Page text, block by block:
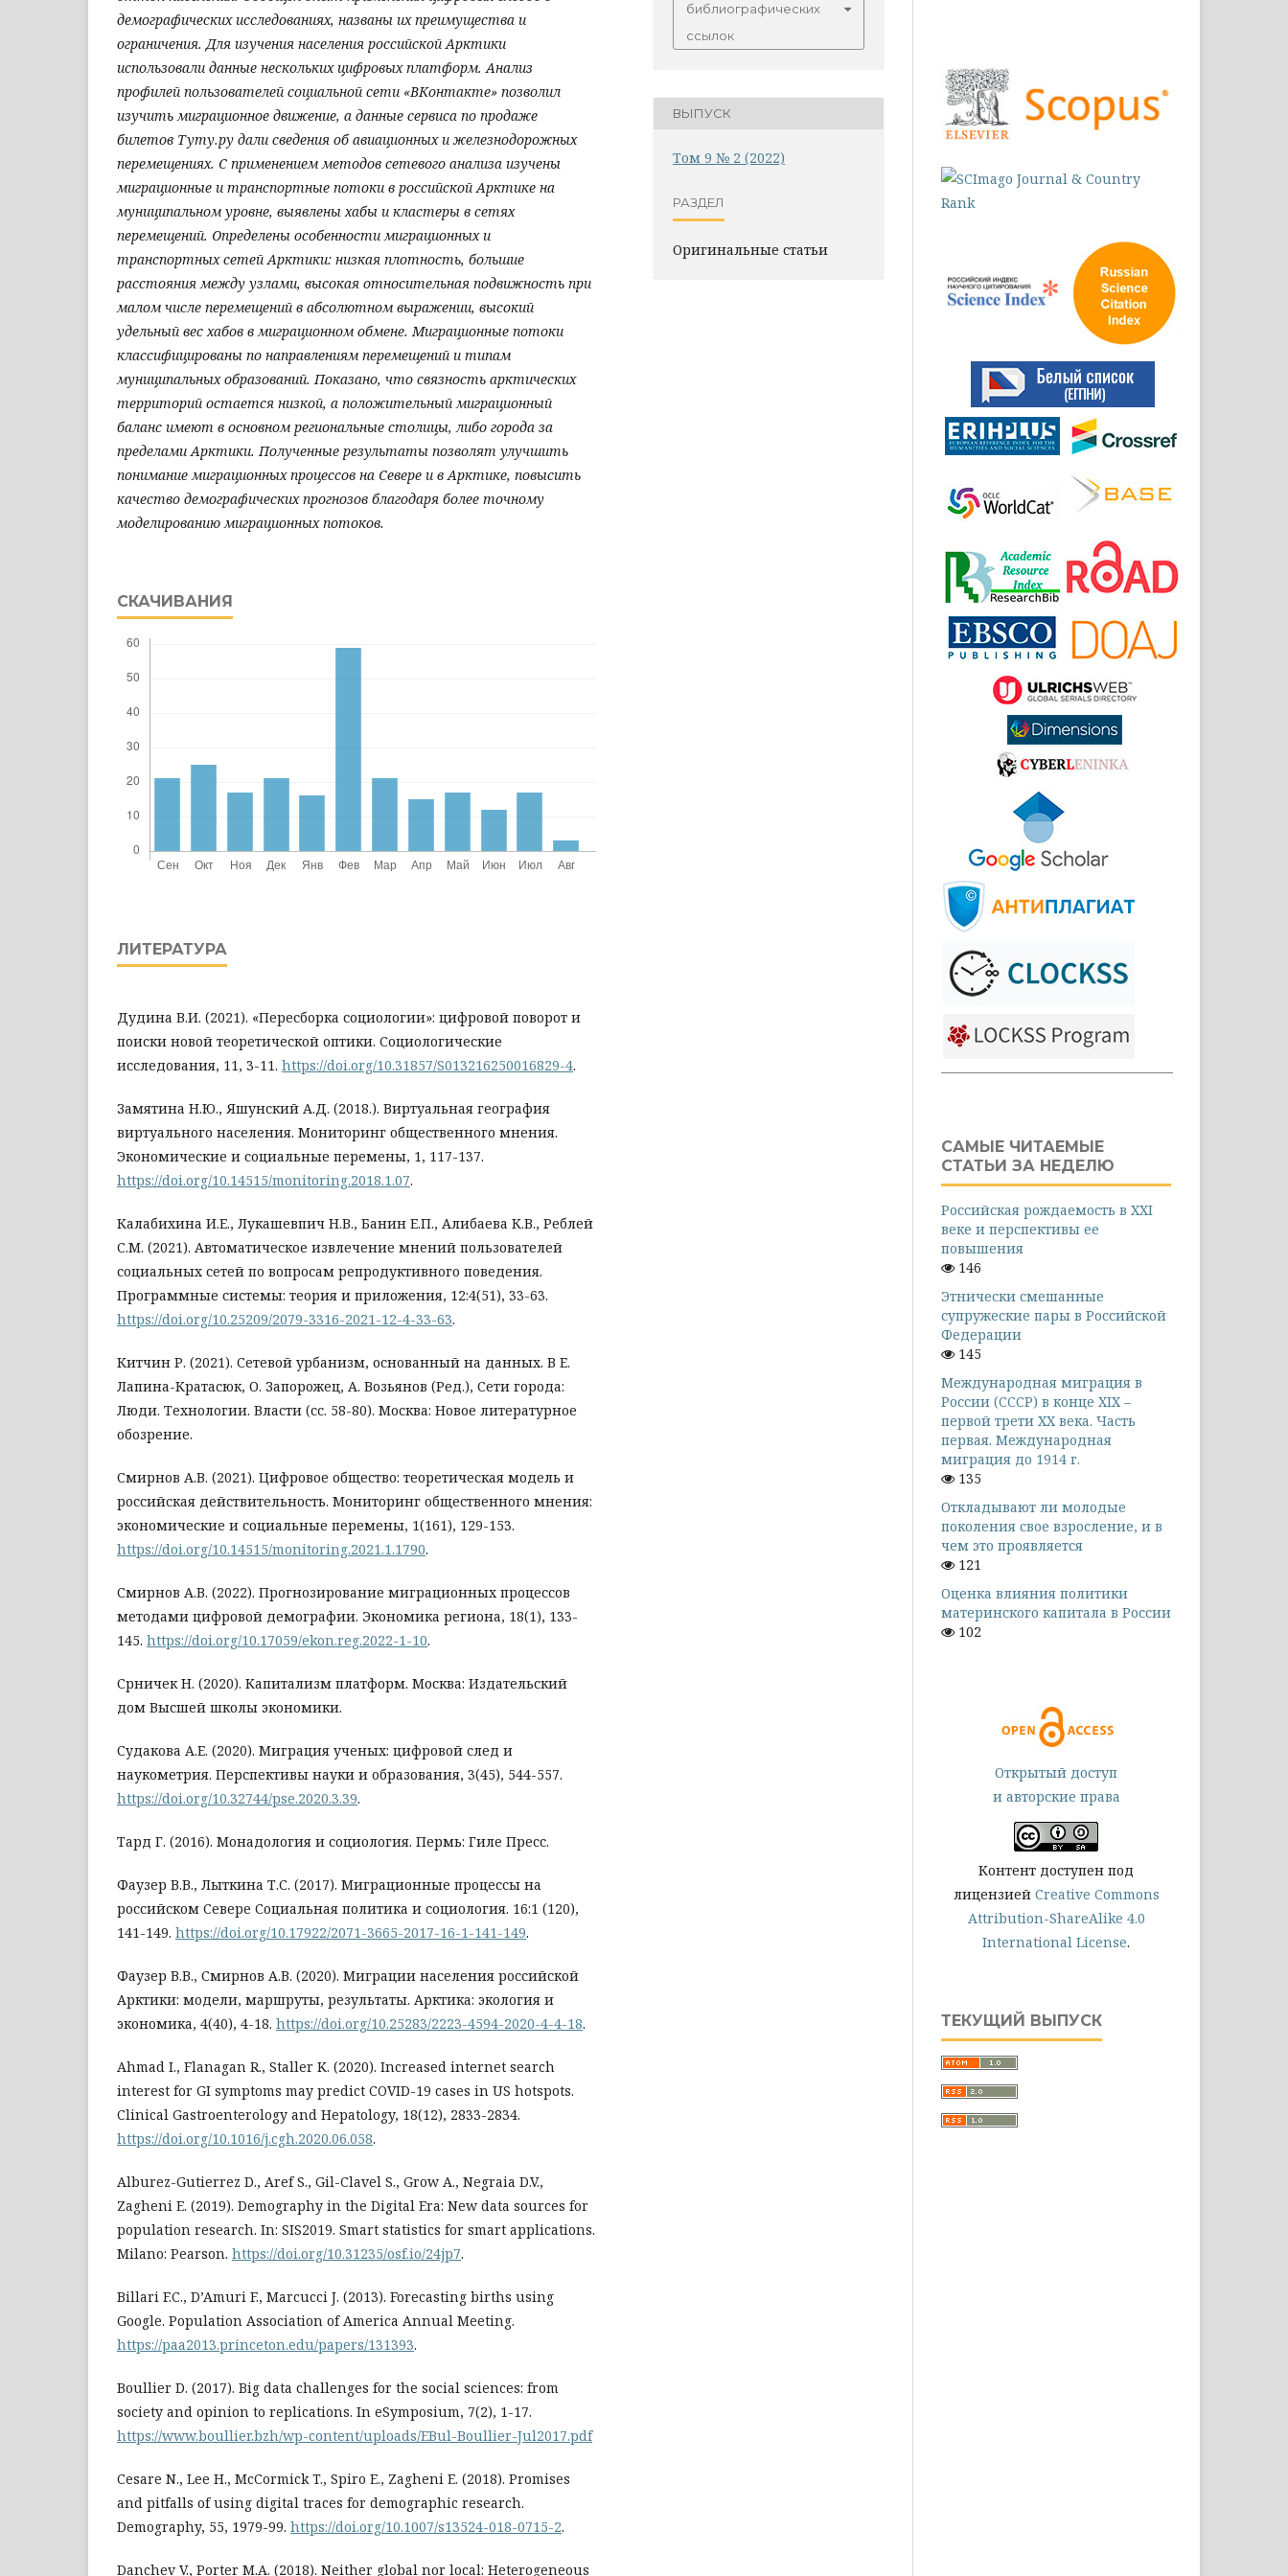
демографических исследованиях, названы их преимущества и
ограничения. Для изучения населения российской Арктики
использовали данные нескольких цифровых платформ. Анализ
профилей пользователей социальной сети «ВКонтакте» позволил
изучить миграционное движение, а данные сервиса по продаже
билетов Туту.ру дали сведения об авиационных и железнодорожных
перемещениях. С применением методов сетевого анализа изучены
миграционные и транспортные потоки в российской Арктике на
муниципальном уровне, выявлены хабы и кластеры в сетях
перемещений. Определены особенности миграционных и
транспортных сетей Арктики: низкая плотность, большие
расстояния между узлами, высокая относительная подвижность при
малом числе перемещений в абсолютном выражении, высокий
удельный вес хабов в миграционном обмене. Миграционные потоки
классифицированы по направлениям перемещений и типам
муниципальных образований. Показано, что связность арктических
территорий остается низкой, а положительный миграционный
баланс имеют в основном региональные столицы, либо города за
пределами Арктики. Полученные результаты позволят улучшить
понимание миграционных процессов на Севере и в Арктике, повысить
качество демографических прогнозов благодаря более точному
моделированию миграционных потоков.
СКАЧИВАНИЯ
ЛИТЕРАТУРА
Дудина В.И. (2021). «Пересборка социологии»: цифровой поворот и
поиски новой теоретической оптики. Социологические
исследования, 11, 3-11. https://doi.org/10.31857/S013216250016829-4.
Замятина Н.Ю., Яшунский А.Д. (2018.). Виртуальная география
виртуального населения. Мониторинг общественного мнения.
Экономические и социальные перемены, 1, 117-137.
https://doi.org/10.14515/monitoring.2018.1.07.
Калабихина И.Е., Лукашевпич Н.В., Банин Е.П., Алибаева К.В., Реблей
С.М. (2021). Автоматическое извлечение мнений пользователей
социальных сетей по вопросам репродуктивного поведения.
Программные системы: теория и приложения, 12:4(51), 33-63.
https://doi.org/10.25209/2079-3316-2021-12-4-33-63.
Китчин Р. (2021). Сетевой урбанизм, основанный на данных. В Е.
Лапина-Кратасюк, О. Запорожец, А. Возьянов (Ред.), Сети города:
Люди. Технологии. Власти (сс. 58-80). Москва: Новое литературное
обозрение.
Смирнов А.В. (2021). Цифровое общество: теоретическая модель и
российская действительность. Мониторинг общественного мнения:
экономические и социальные перемены, 1(161), 129-153.
https://doi.org/10.14515/monitoring.2021.1.1790.
Смирнов А.В. (2022). Прогнозирование миграционных процессов
методами цифровой демографии. Экономика региона, 18(1), 133-
145. https://doi.org/10.17059/ekon.reg.2022-1-10.
Срничек Н. (2020). Капитализм платформ. Москва: Издательский
дом Высшей школы экономики.
Судакова А.Е. (2020). Миграция ученых: цифровой след и
наукометрия. Перспективы науки и образования, 3(45), 544-557.
https://doi.org/10.32744/pse.2020.3.39.
Тард Г. (2016). Монадология и социология. Пермь: Гиле Пресс.
Фаузер В.В., Лыткина Т.С. (2017). Миграционные процессы на
российском Севере Социальная политика и социология. 16:1 (120),
141-149. https://doi.org/10.17922/2071-3665-2017-16-1-141-149.
Фаузер В.В., Смирнов А.В. (2020). Миграции населения российской
Арктики: модели, маршруты, результаты. Арктика: экология и
экономика, 4(40), 4-18. https://doi.org/10.25283/2223-4594-2020-4-4-18.
Ahmad I., Flanagan R., Staller K. (2020). Increased internet search
interest for GI symptoms may predict COVID-19 cases in US hotspots.
Clinical Gastroenterology and Hepatology, 18(12), 2833-2834.
https://doi.org/10.1016/j.cgh.2020.06.058.
Alburez-Gutierrez D., Aref S., Gil-Clavel S., Grow A., Negraia D.V.,
Zagheni E. (2019). Demography in the Digital Era: New data sources for
population research. In: SIS2019. Smart statistics for smart applications.
Milano: Pearson. https://doi.org/10.31235/osf.io/24jp7.
Billari F.C., D’Amuri F., Marcucci J. (2013). Forecasting births using
Google. Population Association of America Annual Meeting.
https://paa2013.princeton.edu/papers/131393.
Boullier D. (2017). Big data challenges for the social sciences: from
society and opinion to replications. In eSymposium, 7(2), 1-17.
https://www.boullier.bzh/wp-content/uploads/EBul-Boullier-Jul2017.pdf
Cesare N., Lee H., McCormick T., Spiro E., Zagheni E. (2018). Promises
and pitfalls of using digital traces for demographic research.
Demography, 55, 1979-99. https://doi.org/10.1007/s13524-018-0715-2.
Danchev V., Porter M.A. (2018). Neither global nor local: Heterogeneous
библиографических
ссылок
ВЫПУСК
Том 9 № 2 (2022)
РАЗДЕЛ
Оригинальные статьи
САМЫЕ ЧИТАЕМЫЕ
СТАТЬИ ЗА НЕДЕЛЮ
Российская рождаемость в XXI
веке и перспективы ее
повышения
146
Этнически смешанные
супружеские пары в Российской
Федерации
145
Международная миграция в
России (СССР) в конце XIX –
первой трети XX века. Часть
первая. Международная
миграция до 1914 г.
135
Откладывают ли молодые
поколения свое взросление, и в
чем это проявляется
121
Оценка влияния политики
материнского капитала в России
102
Открытый доступ
и авторские права
Контент доступен под
лицензией Creative Commons
Attribution-ShareAlike 4.0
International License.
ТЕКУЩИЙ ВЫПУСК